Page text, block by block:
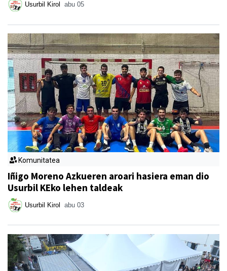
Usurbil Kirol abu 05
Komunitatea
Iñigo Moreno Azkueren aroari hasiera eman dio
Usurbil KEko lehen taldeak
Usurbil Kirol abu 03